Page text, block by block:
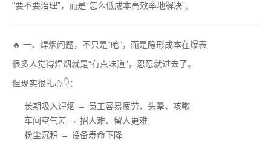
“要不要治理”，而是“怎么低成本高效率地解决”。
🔥 一、焊烟问题，不只是“呛”，而是隐形成本在爆表
很多人觉得焊烟就是“有点味道”，忍忍就过去了。
但现实很扎心👇：
长期吸入焊烟 → 员工容易疲劳、头晕、咳嗽
车间空气差 → 招人难、留人更难
粉尘沉积 → 设备寿命下降